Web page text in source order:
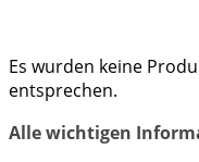
Es wurden keine
entsprechen.
Alle wichtigen